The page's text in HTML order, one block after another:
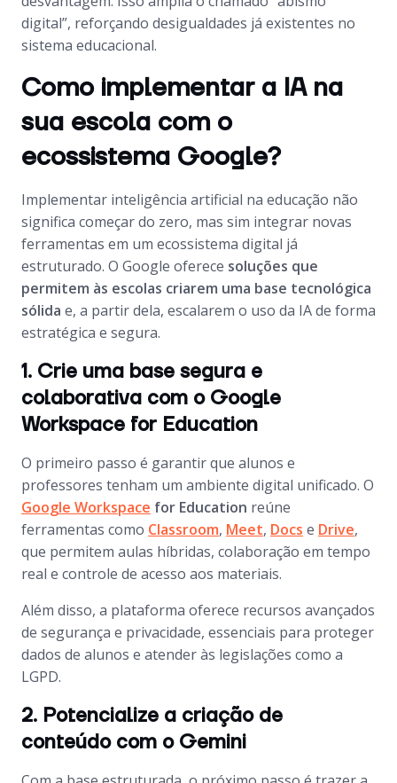
digital”, reforçando desigualdades já existentes no
sistema educacional.
Como implementar a IA na
sua escola com o
ecossistema Google?
Implementar inteligência artificial na educação não
significa começar do zero, mas sim integrar novas
ferramentas em um ecossistema digital já
estruturado. O Google oferece soluções que
permitem às escolas criarem uma base tecnológica
sólida e, a partir dela, escalarem o uso da IA de forma
estratégica e segura.
1. Crie uma base segura e
colaborativa com o Google
Workspace for Education
O primeiro passo é garantir que alunos e
professores tenham um ambiente digital unificado. O
Google Workspace for Education reúne
ferramentas como Classroom, Meet, Docs e Drive,
que permitem aulas híbridas, colaboração em tempo
real e controle de acesso aos materiais.
Além disso, a plataforma oferece recursos avançados
de segurança e privacidade, essenciais para proteger
dados de alunos e atender às legislações como a
LGPD.
2. Potencialize a criação de
conteúdo com o Gemini